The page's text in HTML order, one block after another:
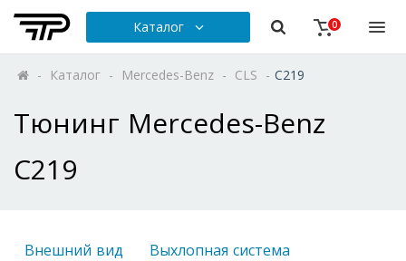
Каталог 0
- Каталог - Mercedes-Benz - CLS - C219
Тюнинг Mercedes-Benz
C219
Внешний вид
Выхлопная система